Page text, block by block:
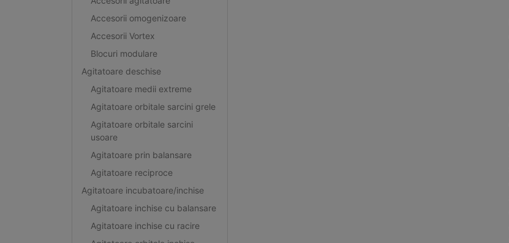
Accesorii omogenizoare
Accesorii Vortex
Blocuri modulare
Agitatoare deschise
Agitatoare medii extreme
Agitatoare orbitale sarcini grele
Agitatoare orbitale sarcini
usoare
Agitatoare prin balansare
Agitatoare reciproce
Agitatoare incubatoare/inchise
Agitatoare inchise cu balansare
Agitatoare inchise cu racire